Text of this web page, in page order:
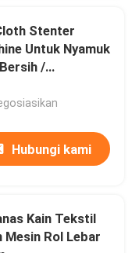
Stenter
Untuk Nyamuk
/
Hubungi kami
Kain Tekstil
Mesin Rol Lebar